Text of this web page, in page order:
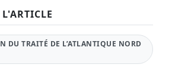
DU TRAITÉ DE L’ATLANTIQUE NORD